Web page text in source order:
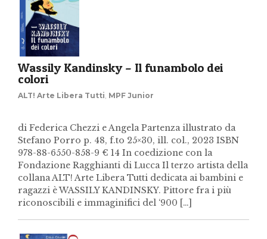
Wassily Kandinsky – Il funambolo dei
colori
ALT! Arte Libera Tutti MPF Junior
di Federica Chezzi e Angela Partenza illustrato da
Stefano Porro p. 48, f.to 25×30, ill. col., 2023 ISBN
978-88-6550-858-9 € 14 In coedizione con la
Fondazione Ragghianti di Lucca Il terzo artista della
collana ALT! Arte Libera Tutti dedicata ai bambini e
ragazzi è WASSILY KANDINSKY. Pittore fra i più
riconoscibili e immaginifici del ‘900 […]